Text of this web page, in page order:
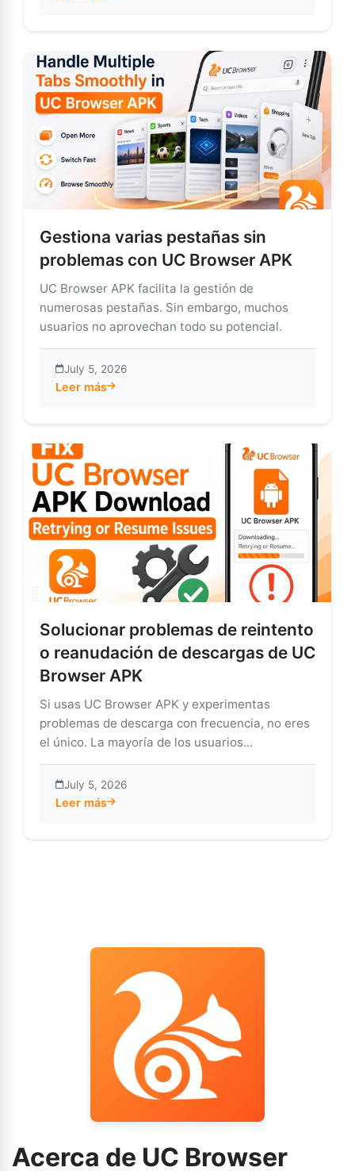
Gestiona varias pestañas sin
problemas con UC Browser APK
UC Browser APK facilita la gestión de
numerosas pestañas. Sin embargo, muchos
usuarios no aprovechan todo su potencial.
July 5, 2026
Leer más
about Gestiona varias pestañas sin problemas con
Solucionar problemas de reintento
o reanudación de descargas de UC
Browser APK
Si usas UC Browser APK y experimentas
problemas de descarga con frecuencia, no eres
el único. La mayoría de los usuarios...
July 5, 2026
Leer más
about Solucionar problemas de reintento o
Acerca de UC Browser